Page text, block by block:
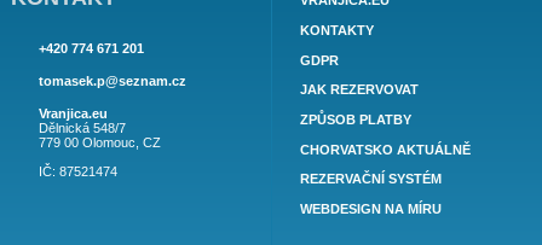
jsou vhodné pro děti, vstup do moře je tu pozvolný. Na mnoha
Ražanji je také možnost koupání z upravených betonových
poloostrova, mimo civilizaci, se uprostřed divoké přírody nachází
Movar.
Zajímavosti v Ražanji -
Západně od obydlené části Ražanje se
poloostrova protkaného sítí suchých kamenných zídek nachází 120
Movar se stejnojmennou pevností, postavenou Napoleonovou
vede od silnice pěšina dlouhá asi 400 m a jsou z ní krásné
Poloostrovem vede ještě jedna pěšina dlouhá asi 1,5 km, která vás